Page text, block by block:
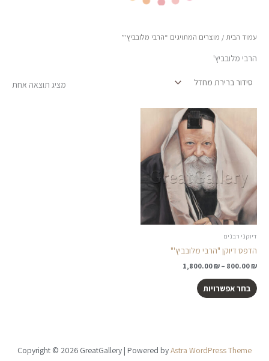
עמוד הבית / מוצרים המתויגים “הרבי מלובביץ'”
הרבי מלובביץ'
מציג תוצאה אחת
דיוקני רבנים
הדפס דיוקן "הרבי מלובביץ'"
800.00₪
–
1,800.00₪
טווח
מחירים:
עד
בחר אפשרויות
למוצר
זה
יש
מספר
סוגים.
ניתן
לבחור
את
האפשרויות
המוצר
Copyright © 2026 GreatGallery | Powered byAstra WordPress Theme